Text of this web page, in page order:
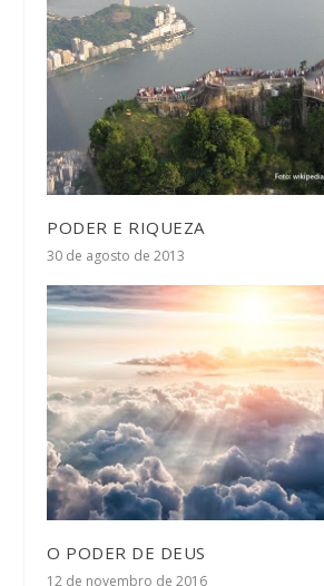
PODER E RIQUEZA
30 de agosto de 2013
O PODER DE DEUS
12 de novembro de 2016